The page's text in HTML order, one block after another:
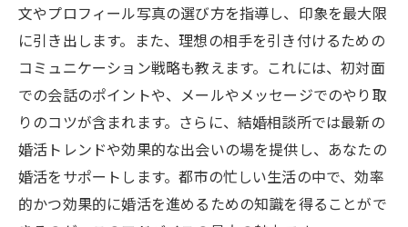
文やプロフィール写真の選び方を指導し、印象を最大限
に引き出します。また、理想の相手を引き付けるための
コミュニケーション戦略も教えます。これには、初対面
での会話のポイントや、メールやメッセージでのやり取
りのコツが含まれます。さらに、結婚相談所では最新の
婚活トレンドや効果的な出会いの場を提供し、あなたの
婚活をサポートします。都市の忙しい生活の中で、効率
的かつ効果的に婚活を進めるための知識を得ることがで